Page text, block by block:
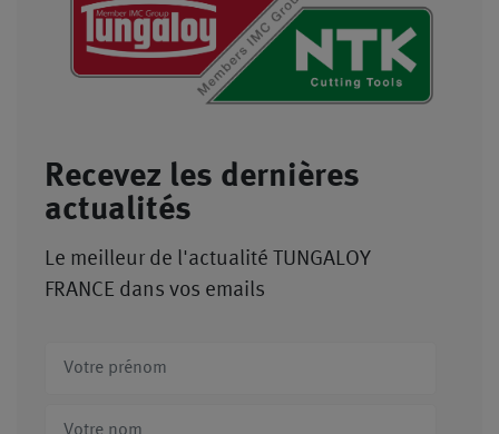
Recevez les dernières
actualités
Le meilleur de l'actualité TUNGALOY
FRANCE dans vos emails